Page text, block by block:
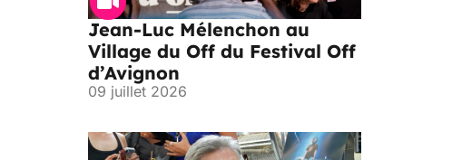
Jean-Luc Mélenchon au
Village du Off du Festival Off
d’Avignon
09 juillet 2026